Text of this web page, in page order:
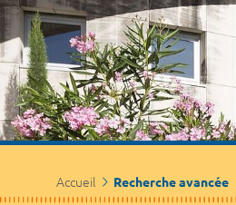
Accueil Recherche avancée